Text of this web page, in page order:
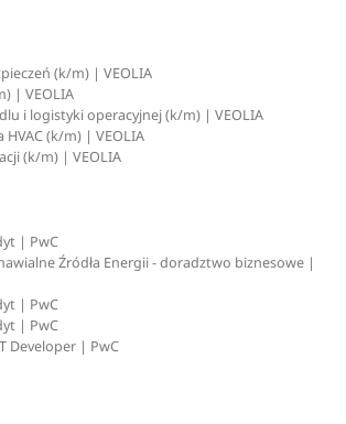
(k/m) | VEOLIA
| VEOLIA
i logistyki operacyjnej (k/m) | VEOLIA
(k/m) | VEOLIA
(k/m) | VEOLIA
| PwC
Źródła Energii - doradztwo biznesowe |
| PwC
| PwC
Developer | PwC